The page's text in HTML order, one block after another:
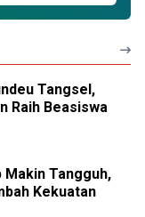
Tangsel,
Raih Beasiswa
Makin Tangguh,
Kekuatan